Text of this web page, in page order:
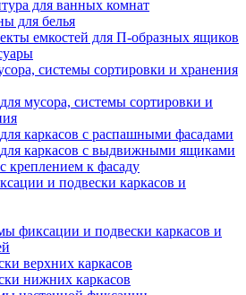
для ванных комнат
для белья
емкостей для П-образных ящиков
системы сортировки и хранения
мусора, системы сортировки и
каркасов с распашными фасадами
каркасов с выдвижными ящиками
креплением к фасаду
и подвески каркасов и
фиксации и подвески каркасов и
верхних каркасов
нижних каркасов